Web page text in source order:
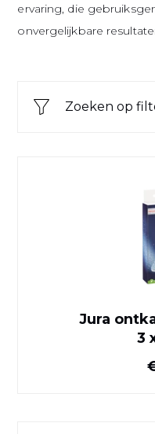
ervaring, die
onvergelijkbare
Zoeken op
Jura
3